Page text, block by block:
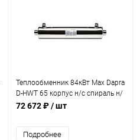
Теплообменник 84кВт Max Dapra
D-HWT 65 корпус н/с спираль н/
с AISI 316 (100128)
72 672 ₽/ шт
Подробнее